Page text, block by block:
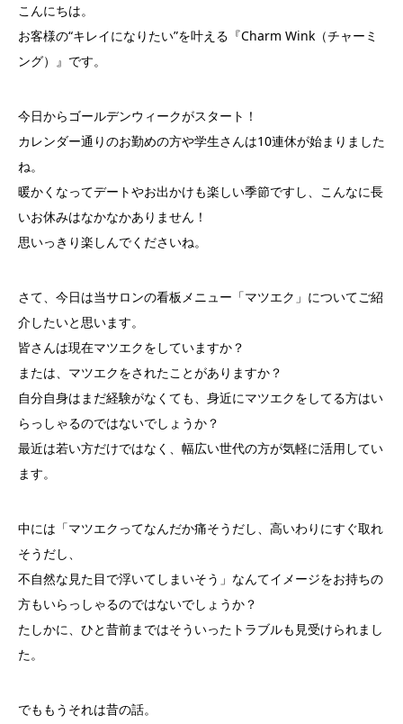
こんにちは。
お客様の“キレイになりたい”を叶える『Charm Wink（チャーミ
ング）』です。
今日からゴールデンウィークがスタート！
カレンダー通りのお勤めの方や学生さんは10連休が始まりました
ね。
暖かくなってデートやお出かけも楽しい季節ですし、こんなに長
いお休みはなかなかありません！
思いっきり楽しんでくださいね。
さて、今日は当サロンの看板メニュー「マツエク」についてご紹
介したいと思います。
皆さんは現在マツエクをしていますか？
または、マツエクをされたことがありますか？
自分自身はまだ経験がなくても、身近にマツエクをしてる方はい
らっしゃるのではないでしょうか？
最近は若い方だけではなく、幅広い世代の方が気軽に活用してい
ます。
中には「マツエクってなんだか痛そうだし、高いわりにすぐ取れ
そうだし、
不自然な見た目で浮いてしまいそう」なんてイメージをお持ちの
方もいらっしゃるのではないでしょうか？
たしかに、ひと昔前まではそういったトラブルも見受けられまし
た。
でももうそれは昔の話。